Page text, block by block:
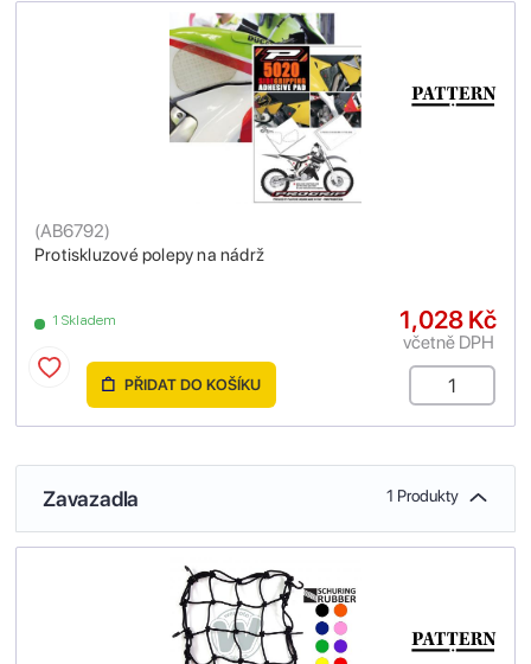
Protiskluzové polepy na nádrž
(AB6792)
1 Skladem 1,028 Kč
včetně DPH
PŘIDAT DO KOŠÍKU
Zavazadla 1 Produkty